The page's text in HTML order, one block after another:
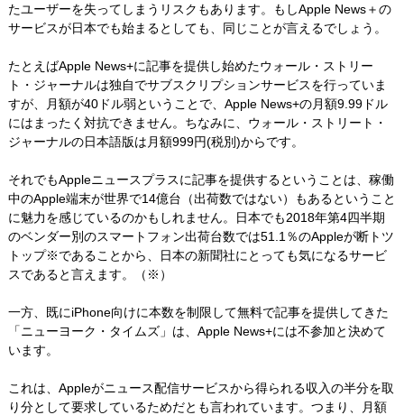
たユーザーを失ってしまうリスクもあります。もしApple News＋の
サービスが日本でも始まるとしても、同じことが言えるでしょう。
たとえばApple News+に記事を提供し始めたウォール・ストリー
ト・ジャーナルは独自でサブスクリプションサービスを行っていま
すが、月額が40ドル弱ということで、Apple News+の月額9.99ドル
にはまったく対抗できません。ちなみに、ウォール・ストリート・
ジャーナルの日本語版は月額999円(税別)からです。
それでもAppleニュースプラスに記事を提供するということは、稼働
中のApple端末が世界で14億台（出荷数ではない）もあるということ
に魅力を感じているのかもしれません。日本でも2018年第4四半期
のベンダー別のスマートフォン出荷台数では51.1％のAppleが断トツ
トップ※であることから、日本の新聞社にとっても気になるサービ
スであると言えます。（※）
一方、既にiPhone向けに本数を制限して無料で記事を提供してきた
「ニューヨーク・タイムズ」は、Apple News+には不参加と決めて
います。
これは、Appleがニュース配信サービスから得られる収入の半分を取
り分として要求しているためだとも言われています。つまり、月額